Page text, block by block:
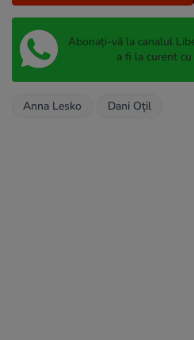
Abonați-vă la canalul
a fi la curent
Anna Lesko Dani Oțil